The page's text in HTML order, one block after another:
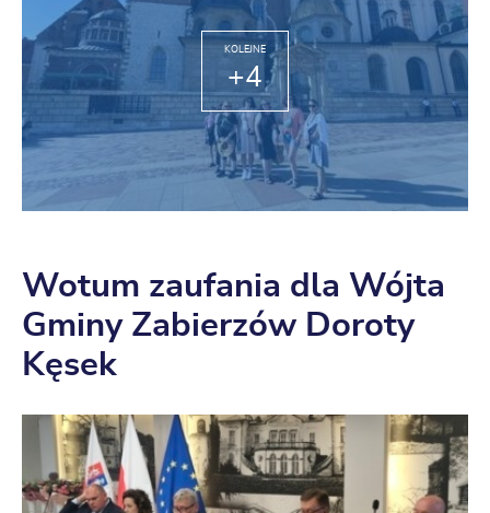
KOLEJNE
+4
Wotum zaufania dla Wójta
Gminy Zabierzów Doroty
Kęsek